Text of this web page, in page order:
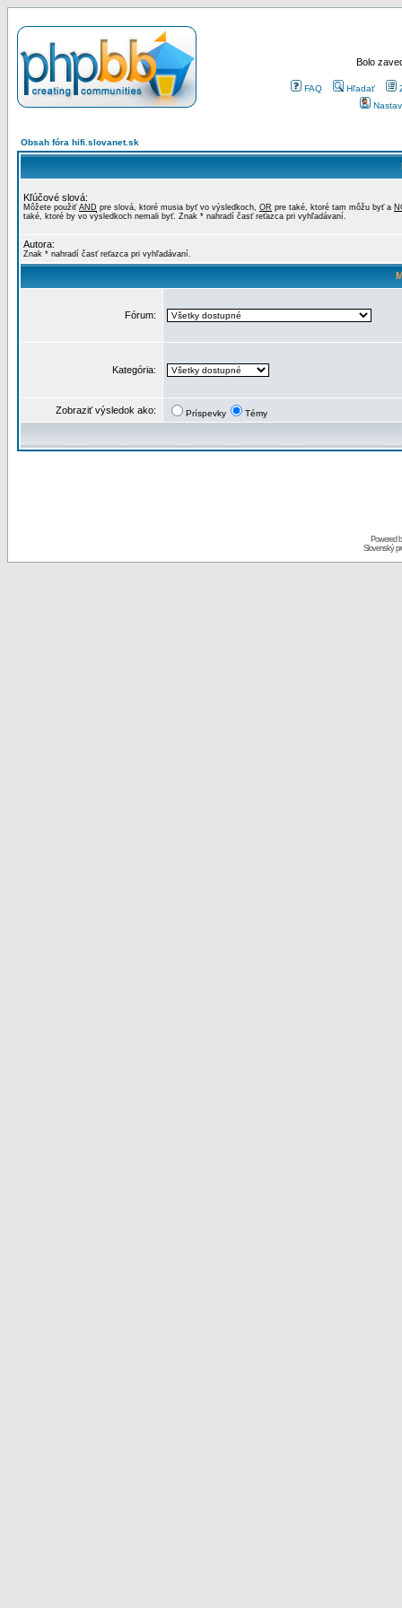
Bolo
FAQ Hľadať
Obsah fóra hifi.slovanet.sk
Kľúčové slová:
Môžete použiť AND pre slová, ktoré musia byť vo výsledkoch, OR pre také, ktoré tam môžu byť a
také, ktoré by vo výsledkoch nemali byť. Znak * nahradí časť reťazca pri vyhľadávaní.
Autora:
Znak * nahradí časť reťazca pri vyhľadávaní.
Fórum:
Kategória:
Zobraziť výsledok ako: Príspevky Témy
Powered
Slovenský